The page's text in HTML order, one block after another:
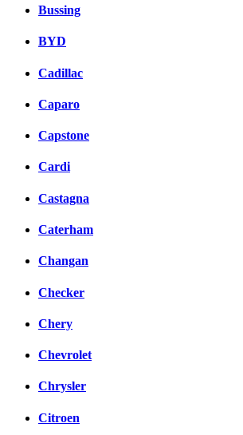
Bussing
BYD
Cadillac
Caparo
Capstone
Cardi
Castagna
Caterham
Changan
Checker
Chery
Chevrolet
Chrysler
Citroen